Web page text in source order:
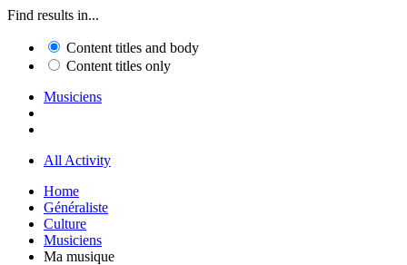
Find results in...
Content titles and body
Content titles only
Musiciens
All Activity
Home
Généraliste
Culture
Musiciens
Ma musique